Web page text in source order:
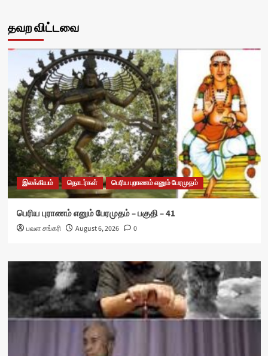
தவற விட்டவை
இலக்கியம் தொடர்கள் பெரிய புராணம் எனும் பேரமுதம்
பெரிய புராணம் எனும் பேரமுதம் – பகுதி – 41
பவள சங்கரி August 6, 2026 0